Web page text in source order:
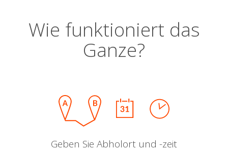
Wie funktioniert das
Ganze?
Geben Sie Abholort und -zeit